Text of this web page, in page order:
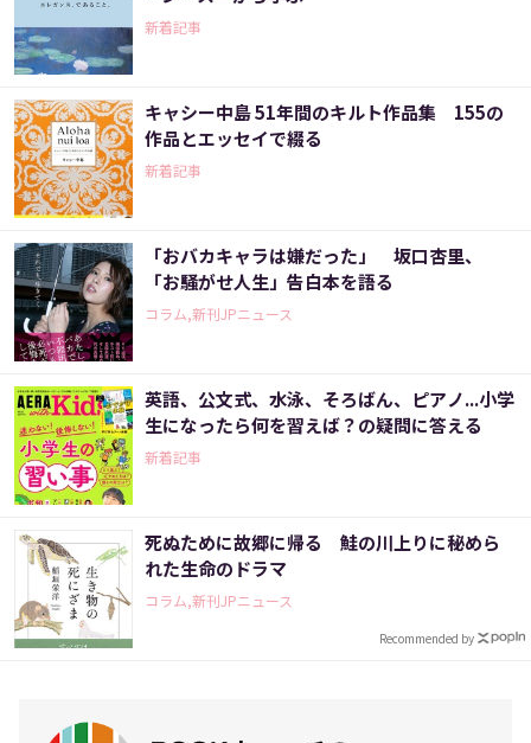
新着記事
キャシー中島 51年間のキルト作品集 155の
作品とエッセイで綴る
新着記事
「おバカキャラは嫌だった」 坂口杏里、
「お騒がせ人生」告白本を語る
コラム,新刊JPニュース
英語、公文式、水泳、そろばん、ピアノ...小学
生になったら何を習えば？の疑問に答える
新着記事
死ぬために故郷に帰る 鮭の川上りに秘めら
れた生命のドラマ
コラム,新刊JPニュース
Recommended by